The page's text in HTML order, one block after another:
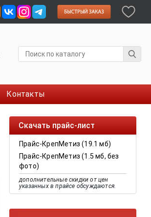
Контакты
Скачать прайс-лист
Прайс-КрепМетиз (19.1 мб)
Прайс-КрепМетиз (1.5 мб, без
фото)
дополнительные скидки от цен
указанных в прайсе обсуждаются.